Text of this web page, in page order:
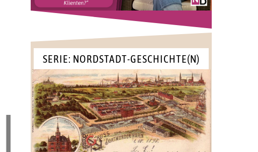
SERIE: NORDSTADT-GESCHICHTE(N)